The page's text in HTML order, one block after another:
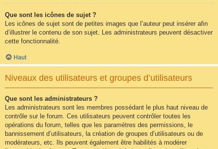
Que sont les icônes de sujet ?
Les icônes de sujet sont de petites images que l’auteur peut insérer afin
d’illustrer le contenu de son sujet. Les administrateurs peuvent désactiver
cette fonctionnalité.
Haut
Niveaux des utilisateurs et groupes d’utilisateurs
Que sont les administrateurs ?
Les administrateurs sont les membres possédant le plus haut niveau de
contrôle sur le forum. Ces utilisateurs peuvent contrôler toutes les
opérations du forum, telles que les paramètres des permissions, le
bannissement d’utilisateurs, la création de groupes d’utilisateurs ou de
modérateurs, etc. Ils peuvent également être habilités à modérer